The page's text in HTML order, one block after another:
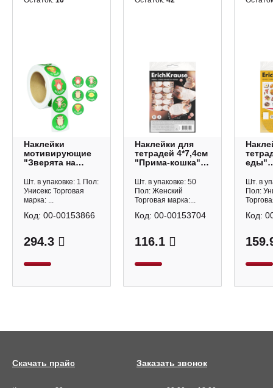
Наклейки
мотивирующие
"Зверята на
1000шт, рулон
8381 Квадра
Шт. в упаковке: 1 Пол:
Унисекс Торговая
марка: ...
294.3
Код: 00-00153866
Наклейки для
тетрадей 4*7,4см
"Прима-кошка"
Krause
Шт. в упаковке: 50
Пол: Женский
Торговая марка:...
116.1
Код: 00-00153704
еды"
Erich
Шт. в
Пол:
Код:
Заказать звонок
Скачать прайс